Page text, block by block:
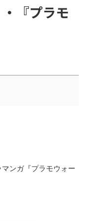
『プラモ
ンガ『プラモウォー